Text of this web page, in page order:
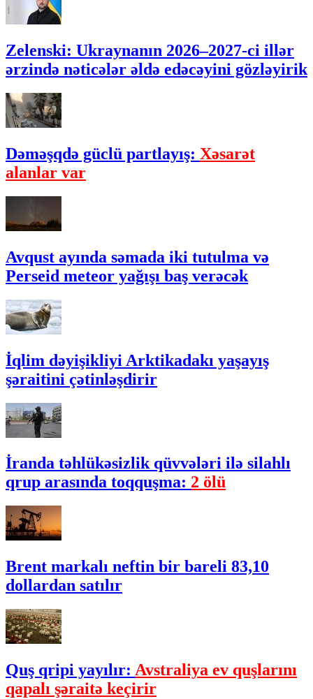
Zelenski: Ukraynanın 2026–2027-ci illər
ərzində nəticələr əldə edəcəyini gözləyirik
Dəməşqdə güclü partlayış: Xəsarət
alanlar var
Avqust ayında səmada iki tutulma və
Perseid meteor yağışı baş verəcək
İqlim dəyişikliyi Arktikadakı yaşayış
şəraitini çətinləşdirir
İranda təhlükəsizlik qüvvələri ilə silahlı
qrup arasında toqquşma: 2 ölü
Brent markalı neftin bir bareli 83,10
dollardan satılır
Quş qripi yayılır: Avstraliya ev quşlarını
qapalı şəraitə keçirir